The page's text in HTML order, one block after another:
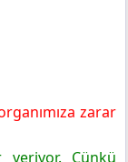
zarar
veriyor. Çünkü